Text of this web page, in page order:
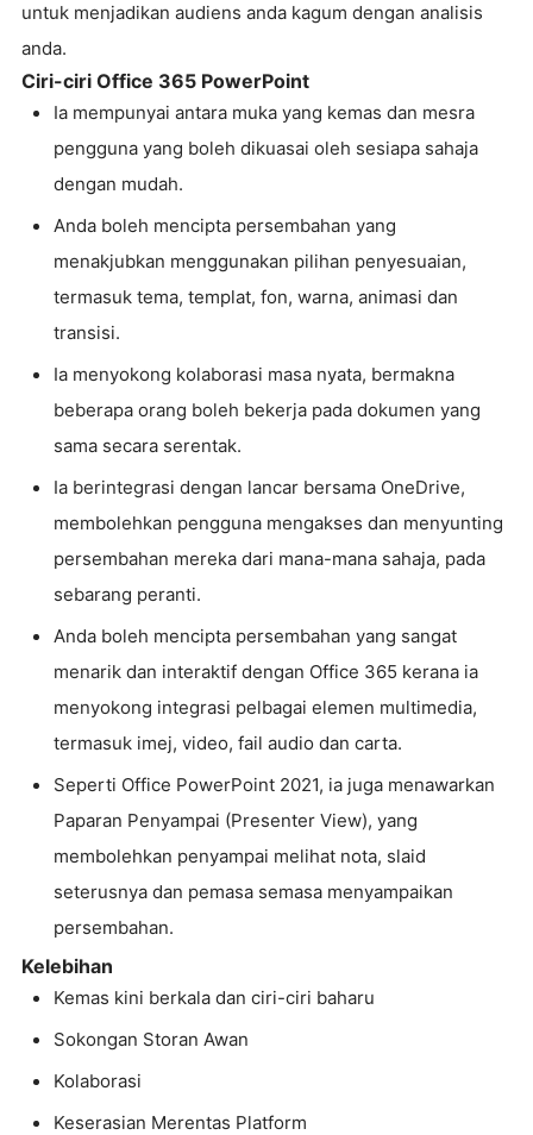
untuk menjadikan audiens anda kagum dengan analisis
anda.
Ciri-ciri Office 365 PowerPoint
Ia mempunyai antara muka yang kemas dan mesra
pengguna yang boleh dikuasai oleh sesiapa sahaja
dengan mudah.
Anda boleh mencipta persembahan yang
menakjubkan menggunakan pilihan penyesuaian,
termasuk tema, templat, fon, warna, animasi dan
transisi.
Ia menyokong kolaborasi masa nyata, bermakna
beberapa orang boleh bekerja pada dokumen yang
sama secara serentak.
Ia berintegrasi dengan lancar bersama OneDrive,
membolehkan pengguna mengakses dan menyunting
persembahan mereka dari mana-mana sahaja, pada
sebarang peranti.
Anda boleh mencipta persembahan yang sangat
menarik dan interaktif dengan Office 365 kerana ia
menyokong integrasi pelbagai elemen multimedia,
termasuk imej, video, fail audio dan carta.
Seperti Office PowerPoint 2021, ia juga menawarkan
Paparan Penyampai (Presenter View), yang
membolehkan penyampai melihat nota, slaid
seterusnya dan pemasa semasa menyampaikan
persembahan.
Kelebihan
Kemas kini berkala dan ciri-ciri baharu
Sokongan Storan Awan
Kolaborasi
Keserasian Merentas Platform